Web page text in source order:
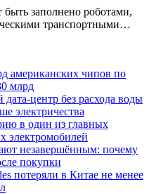
заполнено роботами,
транспортными…
американских чипов по
млрд
центр без расхода воды
электричества
в один из главных
электромобилей
незавершённым: почему
покупки
потеряли в Китае не менее